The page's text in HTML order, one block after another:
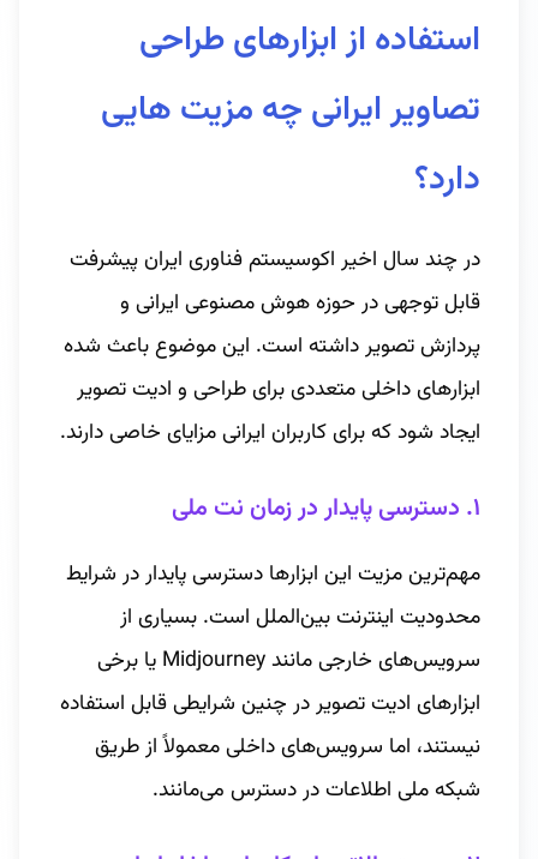
استفاده از ابزارهای طراحی
تصاویر ایرانی چه مزیت هایی
دارد؟
در چند سال اخیر اکوسیستم فناوری ایران پیشرفت
قابل توجهی در حوزه هوش مصنوعی ایرانی و
پردازش تصویر داشته است. این موضوع باعث شده
ابزارهای داخلی متعددی برای طراحی و ادیت تصویر
ایجاد شود که برای کاربران ایرانی مزایای خاصی دارند.
۱. دسترسی پایدار در زمان نت ملی
مهم‌ترین مزیت این ابزارها دسترسی پایدار در شرایط
محدودیت اینترنت بین‌الملل است. بسیاری از
سرویس‌های خارجی مانند Midjourney یا برخی
ابزارهای ادیت تصویر در چنین شرایطی قابل استفاده
نیستند، اما سرویس‌های داخلی معمولاً از طریق
شبکه ملی اطلاعات در دسترس می‌مانند.